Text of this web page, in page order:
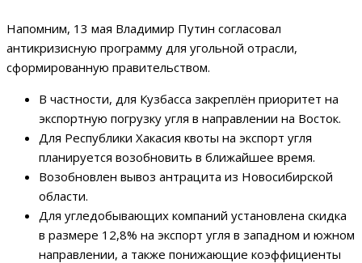
Напомним, 13 мая Владимир Путин согласовал
антикризисную программу для угольной отрасли,
сформированную правительством.
В частности, для Кузбасса закреплён приоритет на
экспортную погрузку угля в направлении на Восток.
Для Республики Хакасия квоты на экспорт угля
планируется возобновить в ближайшее время.
Возобновлен вывоз антрацита из Новосибирской
области.
Для угледобывающих компаний установлена скидка
в размере 12,8% на экспорт угля в западном и южном
направлении, а также понижающие коэффициенты